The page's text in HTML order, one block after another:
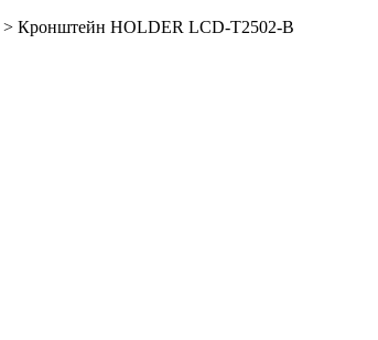
> Кронштейн HOLDER LCD-T2502-B